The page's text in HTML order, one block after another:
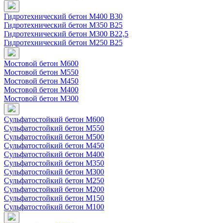
Гидротехнический бетон М400 B30
Гидротехнический бетон М350 B25
Гидротехнический бетон М300 B22,5
Гидротехнический бетон М250 B25
Мостовой бетон M600
Мостовой бетон M550
Мостовой бетон M450
Мостовой бетон M400
Мостовой бетон M300
Сульфатостойкий бетон М600
Сульфатостойкий бетон М550
Сульфатостойкий бетон М500
Сульфатостойкий бетон М450
Сульфатостойкий бетон М400
Сульфатостойкий бетон М350
Сульфатостойкий бетон М300
Сульфатостойкий бетон М250
Сульфатостойкий бетон М200
Сульфатостойкий бетон М150
Сульфатостойкий бетон М100